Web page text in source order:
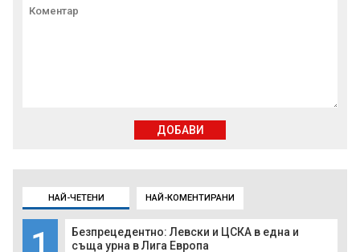
НАЙ-ЧЕТЕНИ НАЙ-КОМЕНТИРАНИ
Безпрецедентно: Левски и ЦСКА в една и
съща урна в Лига Европа
ДОБАВИ